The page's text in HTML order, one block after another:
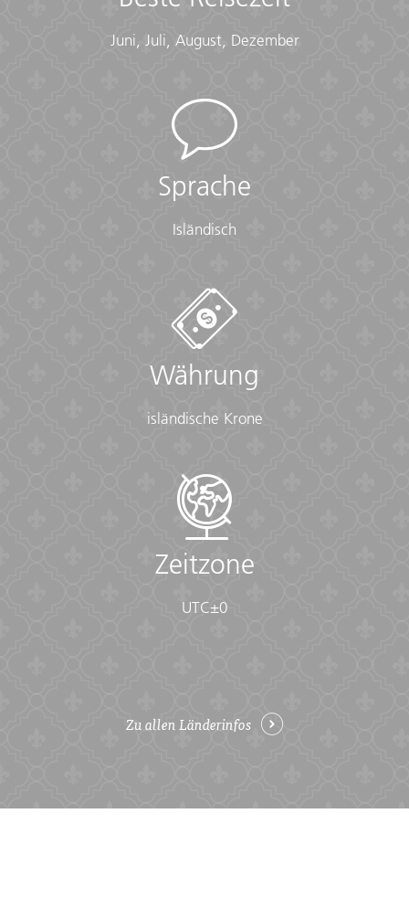
Juni, Juli, August, Dezember
Sprache
Isländisch
Währung
isländische Krone
Zeitzone
UTC±0
Zu allen Länderinfos